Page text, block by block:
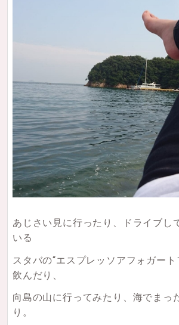
あじさい見に行ったり、ドライブし
いる
スタバの“エスプレッソアフォガート
飲んだり、
向島の山に行ってみたり、海でまっ
り。